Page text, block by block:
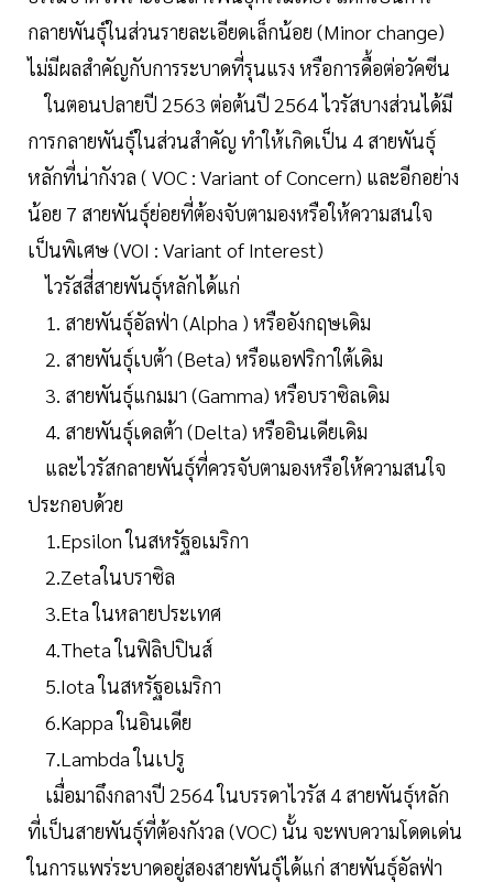
กลายพันธุ์ในส่วนรายละเอียดเล็กน้อย (Minor change)
ไม่มีผลสำคัญกับการระบาดที่รุนแรง หรือการดื้อต่อวัคซีน
ในตอนปลายปี 2563 ต่อต้นปี 2564 ไวรัสบางส่วนได้มี
การกลายพันธุ์ในส่วนสำคัญ ทำให้เกิดเป็น 4 สายพันธุ์
หลักที่น่ากังวล ( VOC : Variant of Concern) และอีกอย่าง
น้อย 7 สายพันธุ์ย่อยที่ต้องจับตามองหรือให้ความสนใจ
เป็นพิเศษ (VOI : Variant of Interest)
ไวรัสสี่สายพันธุ์หลักได้แก่
1. สายพันธุ์อัลฟ่า (Alpha ) หรืออังกฤษเดิม
2. สายพันธุ์เบต้า (Beta) หรือแอฟริกาใต้เดิม
3. สายพันธุ์แกมมา (Gamma) หรือบราซิลเดิม
4. สายพันธุ์เดลต้า (Delta) หรืออินเดียเดิม
และไวรัสกลายพันธุ์ที่ควรจับตามองหรือให้ความสนใจ
ประกอบด้วย
1.Epsilon ในสหรัฐอเมริกา
2.Zetaในบราซิล
3.Eta ในหลายประเทศ
4.Theta ในฟิลิปปินส์
5.Iota ในสหรัฐอเมริกา
6.Kappa ในอินเดีย
7.Lambda ในเปรู
เมื่อมาถึงกลางปี 2564 ในบรรดาไวรัส 4 สายพันธุ์หลัก
ที่เป็นสายพันธุ์ที่ต้องกังวล (VOC) นั้น จะพบความโดดเด่น
ในการแพร่ระบาดอยู่สองสายพันธุ์ได้แก่ สายพันธุ์อัลฟ่า